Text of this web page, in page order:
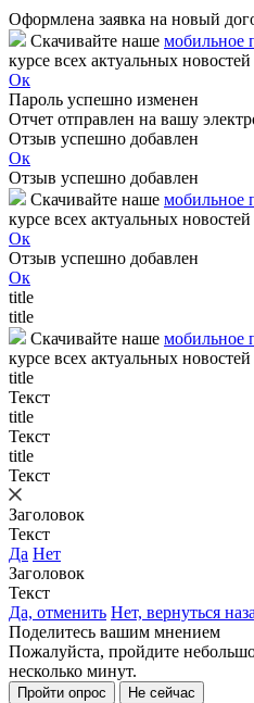
Оформлена заявка на новый
Скачивайте наше мобильное
курсе всех актуальных
Ок
Пароль успешно изменен
Отчет отправлен на вашу
Отзыв успешно добавлен
Ок
Отзыв успешно добавлен
Скачивайте наше мобильное
курсе всех актуальных
Ок
Отзыв успешно добавлен
Ок
title
title
Скачивайте наше мобильное
курсе всех актуальных
title
Текст
title
Текст
title
Текст
Заголовок
Текст
Да Нет
Заголовок
Текст
Да, отменить Нет, вернуться
Поделитесь вашим мнением
Пожалуйста, пройдите
несколько минут.
Пройти опрос Не сейчас